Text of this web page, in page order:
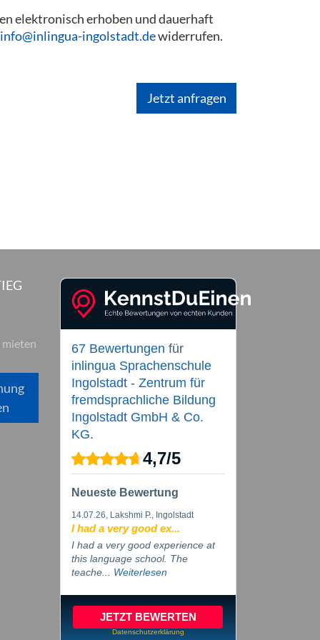
elektronisch erhoben und dauerhaft
info@inlingua-ingolstadt.dewiderrufen.
mieten
67 Bewertungen für
inlingua Sprachenschule
Ingolstadt - Zentrum für
fremdsprachliche Bildung
Ingolstadt GmbH & Co.
KG.
4,7/5
Neueste Bewertung
14.07.26, Lakshmi P., Ingolstadt
I had a very good ex...
I had a very good experience at
this language school. The
teache... Weiterlesen
JETZT BEWERTEN
Datenschutzerklärung